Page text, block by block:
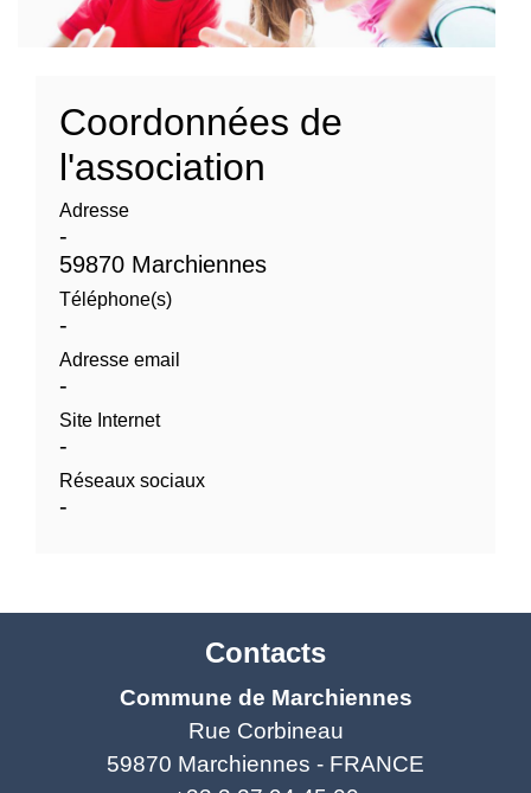
Coordonnées de
l'association
Adresse
-
59870 Marchiennes
Téléphone(s)
-
Adresse email
-
Site Internet
-
Réseaux sociaux
-
Contacts
Commune de Marchiennes
Rue Corbineau
59870 Marchiennes - FRANCE